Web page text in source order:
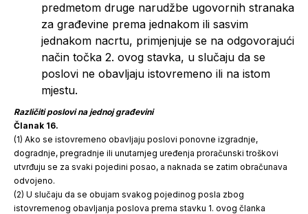
predmetom druge narudžbe ugovornih stranaka
za građevine prema jednakom ili sasvim
jednakom nacrtu, primjenjuje se na odgovorajući
način točka 2. ovog stavka, u slučaju da se
poslovi ne obavljaju istovremeno ili na istom
mjestu.
Različiti poslovi na jednoj građevini
Članak 16.
(1) Ako se istovremeno obavljaju poslovi ponovne izgradnje,
dogradnje, pregradnje ili unutarnjeg uređenja proračunski troškovi
utvrđuju se za svaki pojedini posao, a naknada se zatim obračunava
odvojeno.
(2) U slučaju da se obujam svakog pojedinog posla zbog
istovremenog obavljanja poslova prema stavku 1. ovog članka